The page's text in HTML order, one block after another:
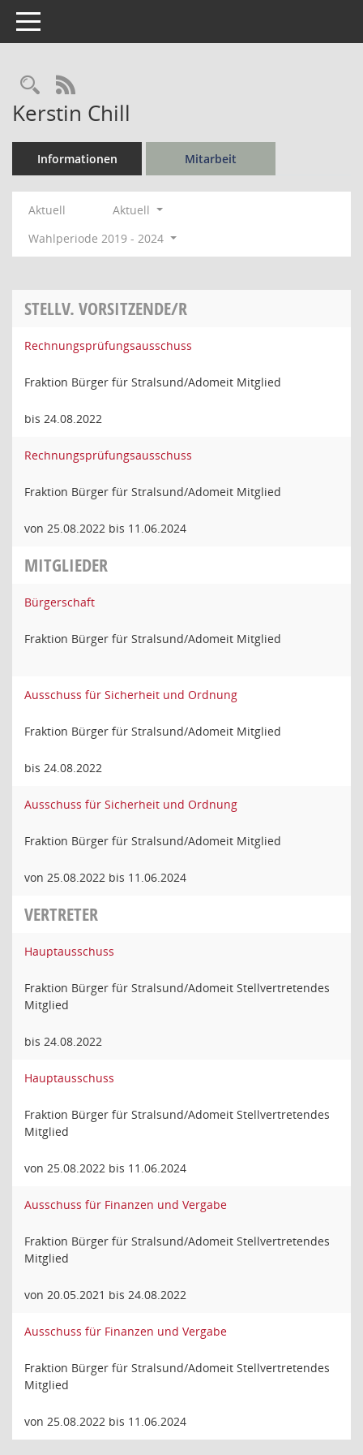
Toggle navigation
Rechercheauswahl
RSS-Feed
Kerstin Chill
Informationen Mitarbeit
Aktuell
Aktuell
Wahlperiode 2019 - 2024
STELLV. VORSITZENDE/R
Rechnungsprüfungsausschuss
Fraktion Bürger für Stralsund/Adomeit Mitglied
bis 24.08.2022
Rechnungsprüfungsausschuss
Fraktion Bürger für Stralsund/Adomeit Mitglied
von 25.08.2022 bis 11.06.2024
MITGLIEDER
Bürgerschaft
Fraktion Bürger für Stralsund/Adomeit Mitglied
Ausschuss für Sicherheit und Ordnung
Fraktion Bürger für Stralsund/Adomeit Mitglied
bis 24.08.2022
Ausschuss für Sicherheit und Ordnung
Fraktion Bürger für Stralsund/Adomeit Mitglied
von 25.08.2022 bis 11.06.2024
VERTRETER
Hauptausschuss
Fraktion Bürger für Stralsund/Adomeit Stellvertretendes
Mitglied
bis 24.08.2022
Hauptausschuss
Fraktion Bürger für Stralsund/Adomeit Stellvertretendes
Mitglied
von 25.08.2022 bis 11.06.2024
Ausschuss für Finanzen und Vergabe
Fraktion Bürger für Stralsund/Adomeit Stellvertretendes
Mitglied
von 20.05.2021 bis 24.08.2022
Ausschuss für Finanzen und Vergabe
Fraktion Bürger für Stralsund/Adomeit Stellvertretendes
Mitglied
von 25.08.2022 bis 11.06.2024